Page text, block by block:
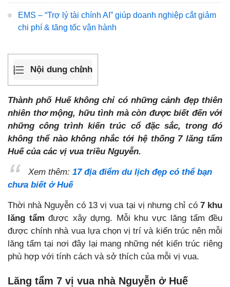
EMS – “Trợ lý tài chính AI” giúp doanh nghiệp cắt giảm
chi phí & tăng tốc vận hành
Nội dung chính
Thành phố Huế không chỉ có những cảnh đẹp thiên
nhiên thơ mộng, hữu tình mà còn được biết đến với
những công trình kiến trúc cổ đặc sắc, trong đó
không thể nào không nhắc tới hệ thống 7 lăng tẩm
Huế của các vị vua triều Nguyễn.
Xem thêm: 17 địa điểm du lịch đẹp có thể bạn
chưa biết ở Huế
Thời nhà Nguyễn có 13 vị vua tại vị nhưng chỉ có 7 khu
lăng tẩm được xây dựng. Mỗi khu vực lăng tẩm đều
được chính nhà vua lựa chọn vị trí và kiến trúc nên mỗi
lăng tẩm tại nơi đây lại mang những nét kiến trúc riêng
phù hợp với tính cách và sở thích của mỗi vị vua.
Lăng tẩm 7 vị vua nhà Nguyễn ở Huế